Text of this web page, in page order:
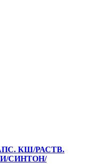
КШ/РАСТВ.
СИНТОН/